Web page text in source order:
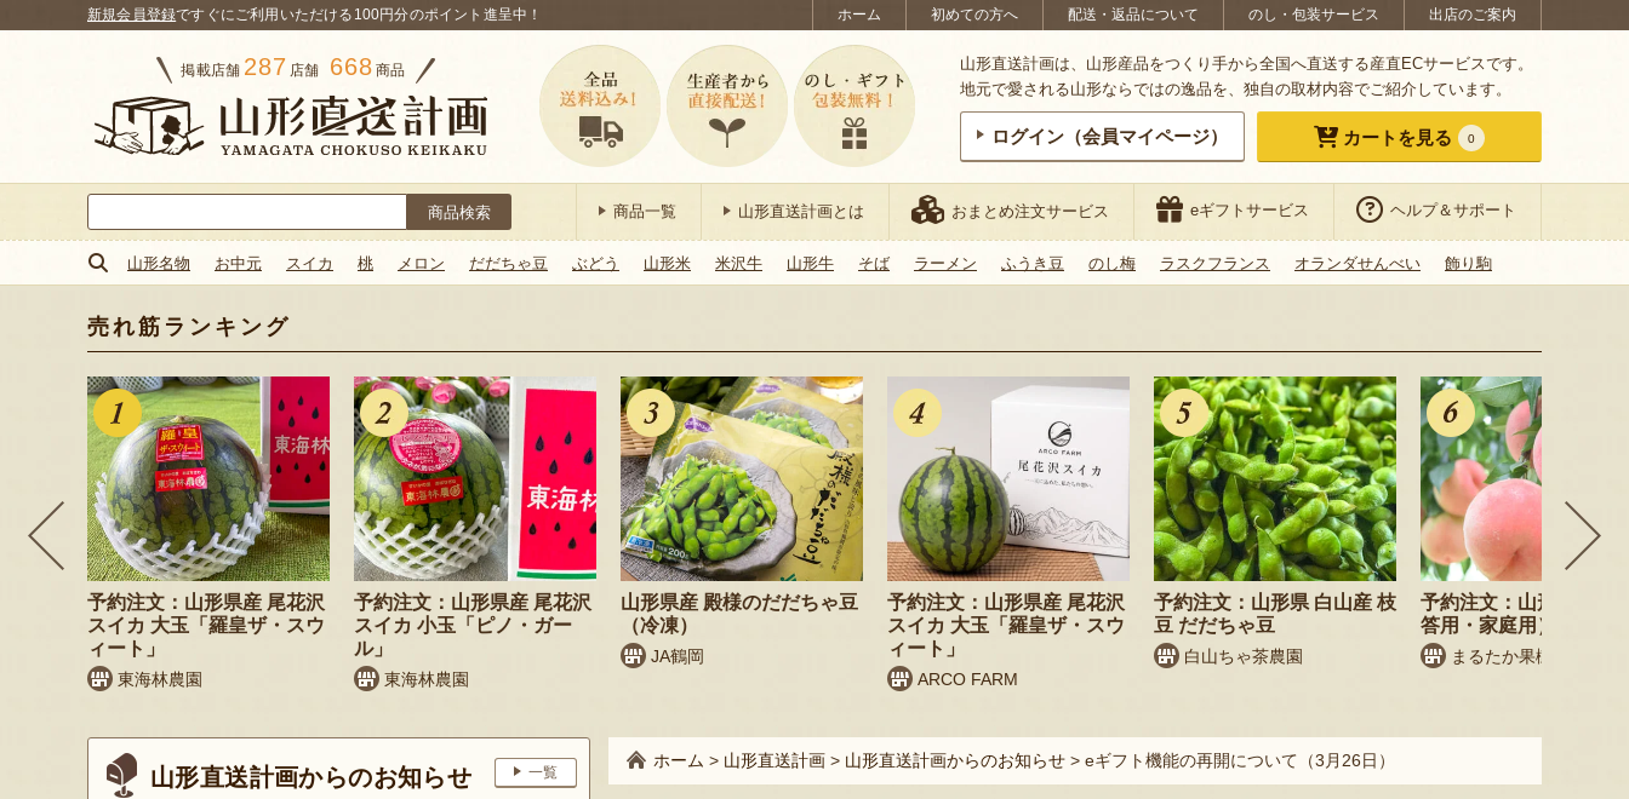
ホーム 初めての方へ 配送・返品について のし・包装サービス 出店のご案内
新規会員登録ですぐにご利用いただける100円分のポイント進呈中！
掲載店舗 287 店舗 668 商品
山形直送計画は、山形産品をつくり手から全国へ直送する産直ECサービスです。
地元で愛される山形ならではの逸品を、独自の取材内容でご紹介しています。
ログイン（会員マイページ） カートを見る 0
索:
商品一覧 山形直送計画とは おまとめ注文サービス eギフトサービス ヘルプ＆サポート
山形名物 お中元 スイカ 桃 メロン だだちゃ豆 ぶどう 山形米 米沢牛 山形牛 そば ラーメン ふうき豆 のし梅 ラスクフランス オランダせんべい 飾り駒
売れ筋ランキング
予約注文：山形県産 尾花沢
スイカ 大玉「羅皇ザ・スウ
ィート」
東海林農園
予約注文：山形県産 尾花沢
スイカ 小玉「ピノ・ガー
ル」
東海林農園
山形県産 殿様のだだちゃ豆
（冷凍）
JA鶴岡
予約注文：山形県産 尾花沢
スイカ 大玉「羅皇ザ・スウ
ィート」
ARCO FARM
予約注文：山形県 白山産 枝
豆 だだちゃ豆
白山ちゃ茶農園
予約注文：山形県産 桃
答用・家庭用）
まるたか果樹園
山形直送計画からのお知らせ 一覧
ホーム > 山形直送計画 > 山形直送計画からのお知らせ > eギフト機能の再開について（3月26日）